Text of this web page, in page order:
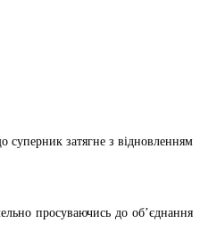
суперник затягне з відновленням
просуваючись до об’єднання